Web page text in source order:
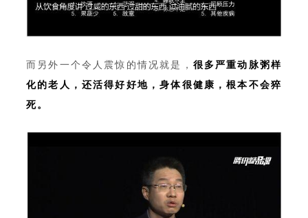
而另外一个令人震惊的情况就是， 很多严重动脉粥样
化的老人，还活得好好地，身体很健康，根本不会猝
死。